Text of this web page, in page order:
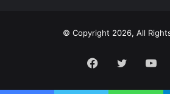
© Copyright 2026, All
Facebook
Twitter